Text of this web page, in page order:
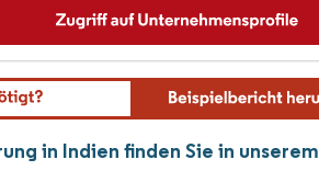
in Indien finden Sie in unserem